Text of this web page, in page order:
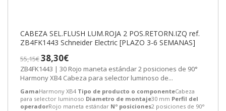
CABEZA SEL.FLUSH LUM.ROJA 2 POS.RETORN.IZQ ref.
ZB4FK1443 Schneider Electric [PLAZO 3-6 SEMANAS]
55,15€38,30€
ZB4FK1443 | 30 Rojo maneta estándar 2 posiciones de 90°
Harmony XB4 Cabeza para selector luminoso de...
GamaHarmony XB4 Tipo de producto o componenteCabeza
para selector luminoso Diametro de montaje30 mm Perfil del
operadorRojo maneta estándar Nº posiciones2 posiciones de 90°